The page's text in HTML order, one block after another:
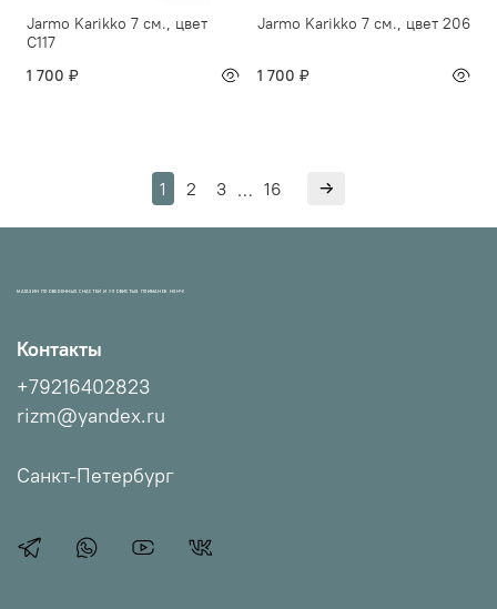
Jarmo Karikko 7 см., цвет
С117
1 700 ₽
Jarmo Karikko 7 см., цвет 206
1 700 ₽
1 2 3 … 16
МАГАЗИН ПРОВЕРЕННЫХ СНАСТЕЙ И УЛОВИСТЫХ ПРИМАНОК НХНЧ!
Контакты
+79216402823
rizm@yandex.ru
Санкт-Петербург